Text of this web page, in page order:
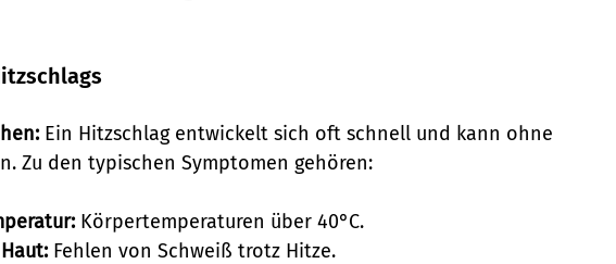
Ein Hitzschlag entwickelt sich oft schnell und kann ohne
Zu den typischen Symptomen gehören:
Körpertemperaturen über 40°C.
Fehlen von Schweiß trotz Hitze.